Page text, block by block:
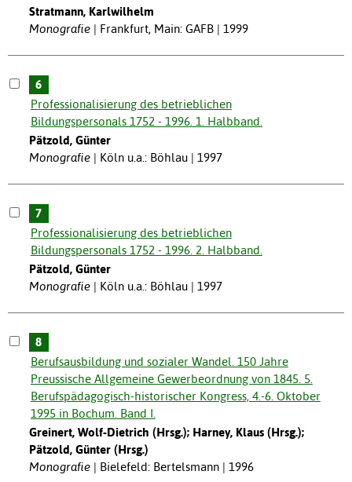
Stratmann, Karlwilhelm
Monografie
Frankfurt, Main: GAFB | 1999
6
Professionalisierung des betrieblichen
Bildungspersonals 1752 - 1996. 1. Halbband.
Pätzold, Günter
Monografie
Köln u.a.: Böhlau | 1997
7
Professionalisierung des betrieblichen
Bildungspersonals 1752 - 1996. 2. Halbband.
Pätzold, Günter
Monografie
Köln u.a.: Böhlau | 1997
8
Berufsausbildung und sozialer Wandel. 150 Jahre
Preussische Allgemeine Gewerbeordnung von 1845. 5.
Berufspädagogisch-historischer Kongress, 4.-6. Oktober
1995 in Bochum. Band I.
Greinert, Wolf-Dietrich (Hrsg.); Harney, Klaus (Hrsg.);
Pätzold, Günter (Hrsg.)
Monografie
Bielefeld: Bertelsmann | 1996